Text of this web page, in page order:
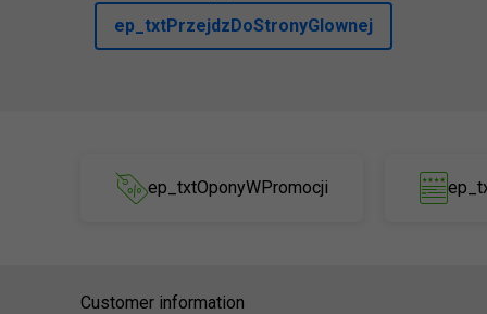
ep_txtPrzejdzDoStronyGlownej
ep_txtOponyWPromocji
Customer information